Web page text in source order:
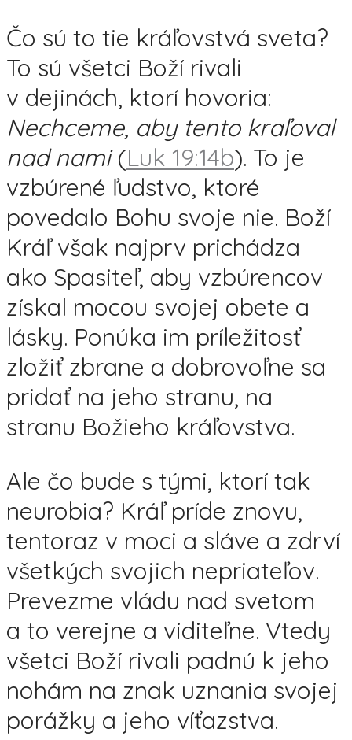
Čo sú to tie kráľovstvá sveta?
To sú všetci Boží rivali
v dejinách, ktorí hovoria:
Nechceme, aby tento kraľoval
nad nami(Luk 19:14b). To je
vzbúrené ľudstvo, ktoré
povedalo Bohu svoje nie. Boží
Kráľ však najprv prichádza
ako Spasiteľ, aby vzbúrencov
získal mocou svojej obete a
lásky. Ponúka im príležitosť
zložiť zbrane a dobrovoľne sa
pridať na jeho stranu, na
stranu Božieho kráľovstva.
Ale čo bude s tými, ktorí tak
neurobia? Kráľ príde znovu,
tentoraz v moci a sláve a zdrví
všetkých svojich nepriateľov.
Prevezme vládu nad svetom
a to verejne a viditeľne. Vtedy
všetci Boží rivali padnú k jeho
nohám na znak uznania svojej
porážky a jeho víťazstva.